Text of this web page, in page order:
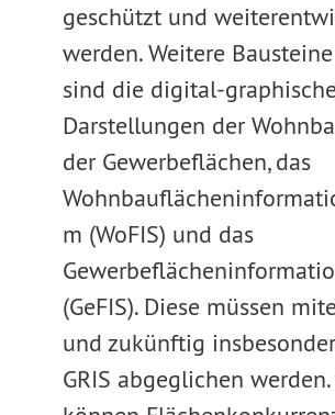
geschützt und
werden. Weitere
sind die digital-
Darstellungen der
der Gewerbeflächen, das
m (WoFIS) und das
(GeFIS). Diese müssen
und zukünftig
GRIS abgeglichen